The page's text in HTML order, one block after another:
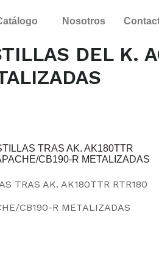
Nosotros
DEL K.
TRAS AK. AK180TTR RTR180
CB190-R METALIZADAS